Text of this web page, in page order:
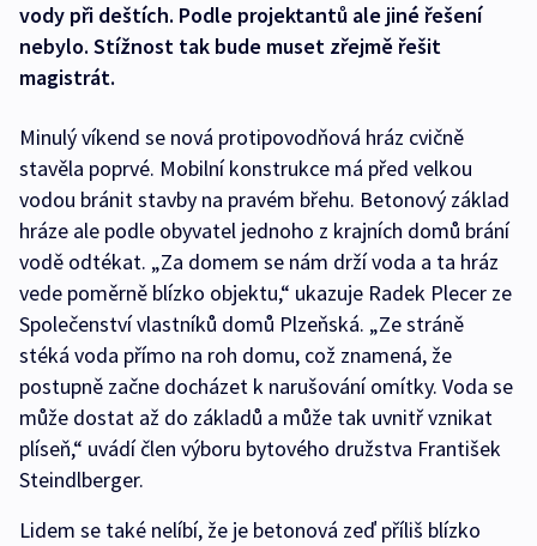
vody při deštích. Podle projektantů ale jiné řešení
nebylo. Stížnost tak bude muset zřejmě řešit
magistrát.
Minulý víkend se nová protipovodňová hráz cvičně
stavěla poprvé. Mobilní konstrukce má před velkou
vodou bránit stavby na pravém břehu. Betonový základ
hráze ale podle obyvatel jednoho z krajních domů brání
vodě odtékat. „Za domem se nám drží voda a ta hráz
vede poměrně blízko objektu,“ ukazuje Radek Plecer ze
Společenství vlastníků domů Plzeňská. „Ze stráně
stéká voda přímo na roh domu, což znamená, že
postupně začne docházet k narušování omítky. Voda se
může dostat až do základů a může tak uvnitř vznikat
plíseň,“ uvádí člen výboru bytového družstva František
Steindlberger.
Lidem se také nelíbí, že je betonová zeď příliš blízko